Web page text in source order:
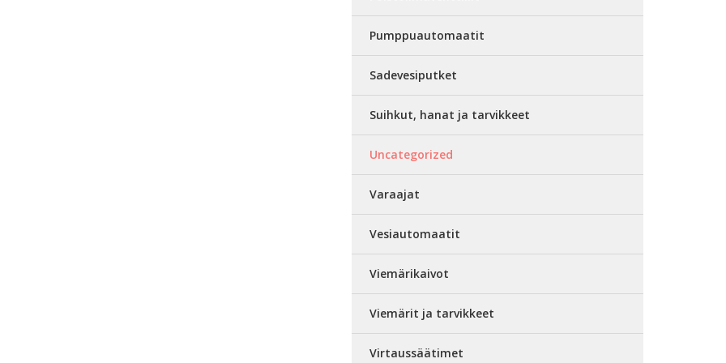
Pumppuautomaatit
Sadevesiputket
Suihkut, hanat ja tarvikkeet
Uncategorized
Varaajat
Vesiautomaatit
Viemärikaivot
Viemärit ja tarvikkeet
Virtaussäätimet